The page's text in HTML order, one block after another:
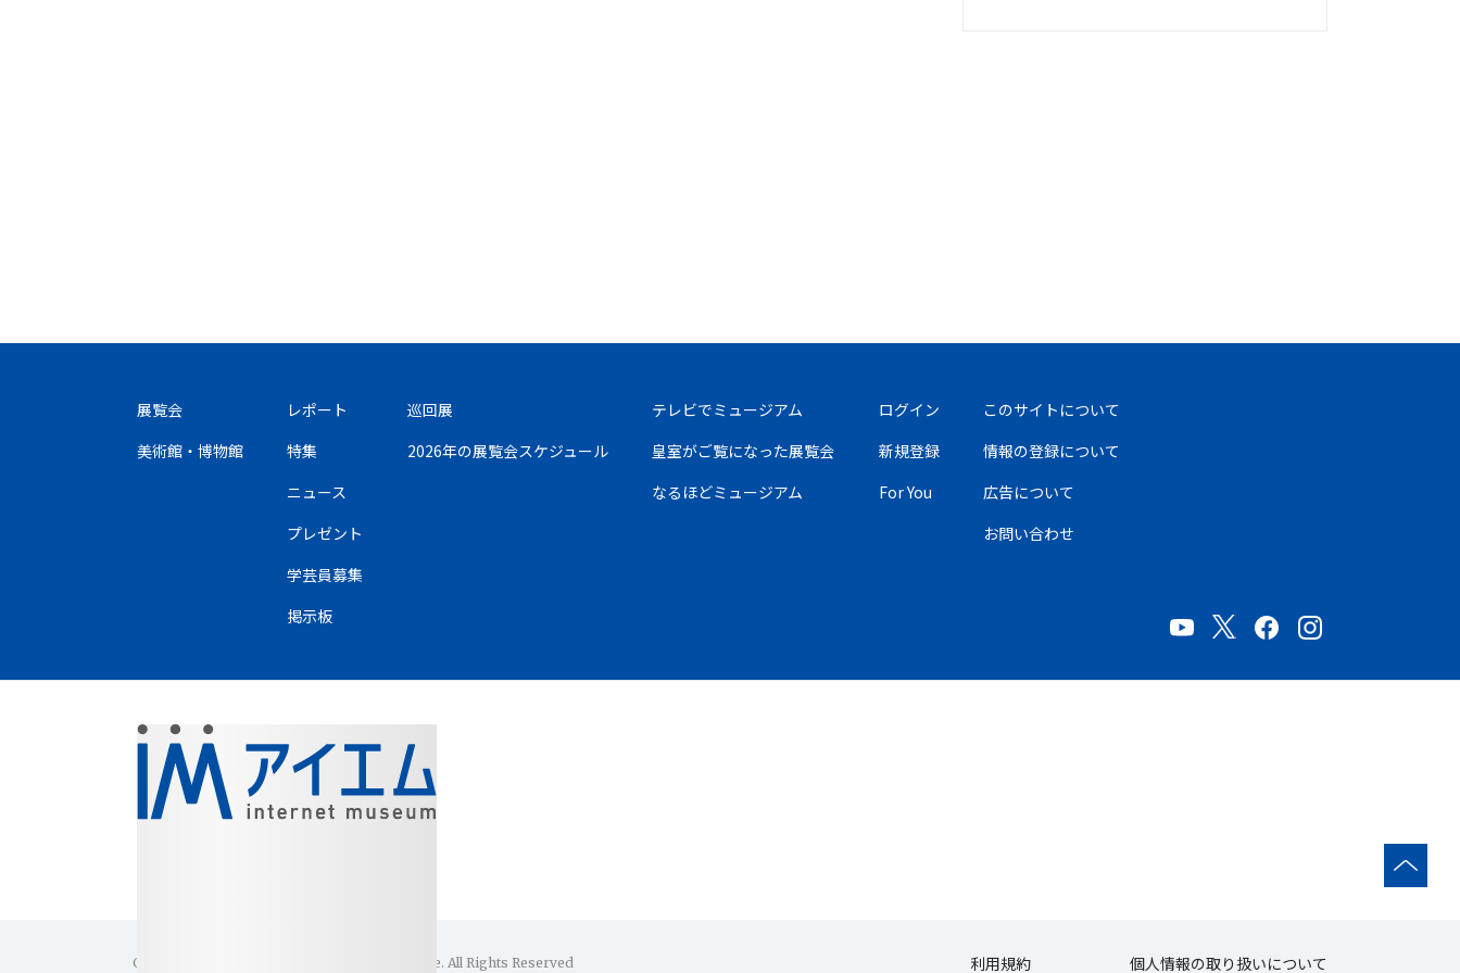
展覧会
美術館・博物館
レポート
特集
ニュース
プレゼント
学芸員募集
掲示板
巡回展
2026年の展覧会スケジュール
テレビでミュージアム
皇室がご覧になった展覧会
なるほどミュージアム
ログイン
新規登録
For You
このサイトについて
情報の登録について
広告について
お問い合わせ
Copyright(C)1996-2026 Internet Museum Office. All Rights Reserved 利用規約 個人情報の取り扱いについて